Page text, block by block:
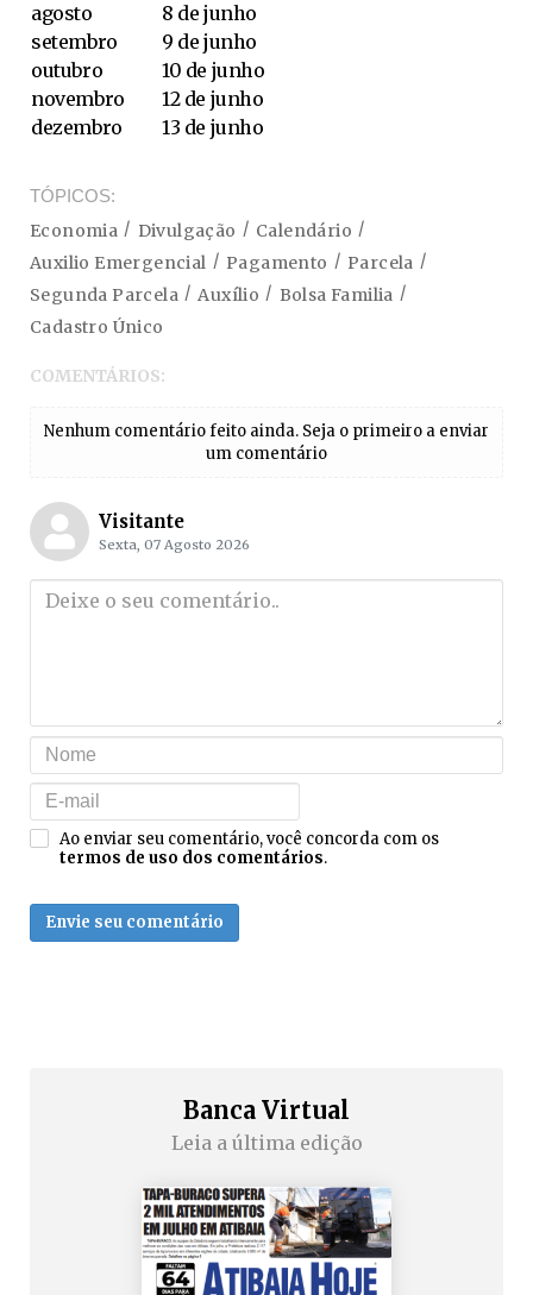
agosto
8 de junho
setembro
9 de junho
outubro
10 de junho
novembro
12 de junho
dezembro
13 de junho
TÓPICOS
Economia Divulgação
Calendário
Auxilio Emergencial
Pagamento
Parcela
Segunda Parcela
Auxílio
Bolsa Familia
Cadastro Único
COMENTÁRIOS:
Nenhum comentário feito ainda. Seja o primeiro a enviar
um comentário
Visitante
Sexta, 07 Agosto 2026
Ao enviar seu comentário, você concorda com os
termos de uso dos comentários.
Envie seu comentário
Banca Virtual
Leia a última edição